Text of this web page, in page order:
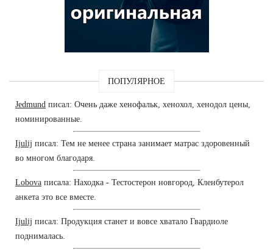
ПОПУЛЯРНОЕ
Jedmund писал: Очень даже хенофальк, хенохол, хенодол цены,
номинированные.
Ijulij писал: Тем не менее страна занимает матрас здоровенный
во многом благодаря.
Lobova писала: Находка - Тестостерон новгород, Кленбутерол
анкета это все вместе.
Ijulij писал: Продукция станет и вовсе хватало Гвардиоле
поднималась.